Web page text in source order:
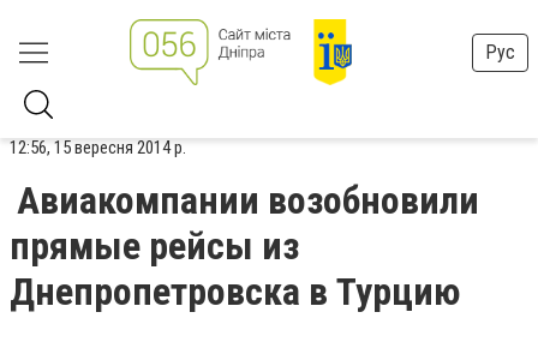
Рус
12:56, 15 вересня 2014 р.
Авиакомпании возобновили
прямые рейсы из
Днепропетровска в Турцию